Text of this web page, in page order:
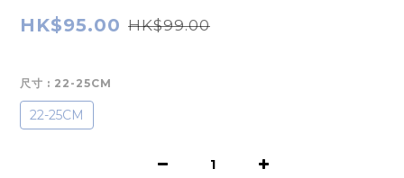
HK$95.00 HK$99.00
尺寸 : 22-25CM
22-25CM